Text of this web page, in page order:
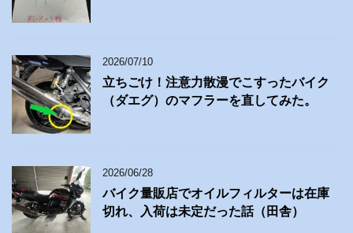
2026/07/10
立ちごけ！注意力散漫でこすったバイク
（ダエグ）のマフラーを直してみた。
2026/06/28
バイク量販店でオイルフィルターは在庫
切れ、入荷は未定だった話（田舎）